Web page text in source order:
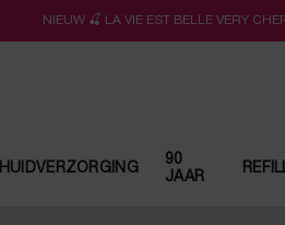
NIEUW 🍒 LA VIE EST BELLE VERY
HUIDVERZORGING
90
JAAR